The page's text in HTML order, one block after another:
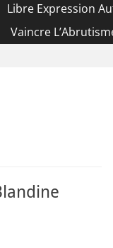
Libre Expression
Vaincre